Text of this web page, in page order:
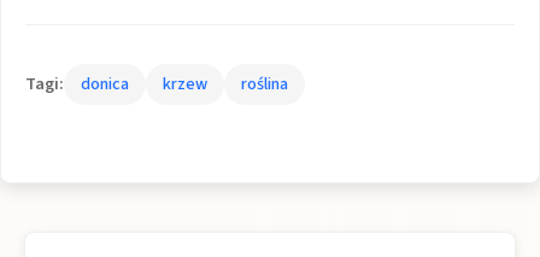
Tagi: donica krzew roślina